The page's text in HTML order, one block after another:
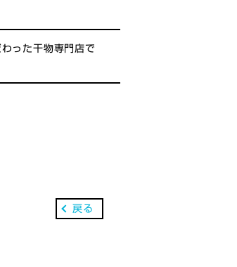
った干物専門店で
戻る